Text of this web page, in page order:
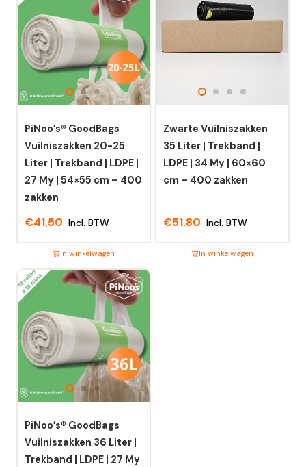
PiNoo’s® GoodBags
Vuilniszakken 20-25
Liter | Trekband | LDPE |
27 My | 54×55 cm – 400
zakken
€41,50 Incl. BTW
In winkelwagen
Dit
product
heeft
meerdere
variaties.
Deze
kan
worden
op
de
Zwarte Vuilniszakken
35 Liter | Trekband |
LDPE | 34 My | 60×60
cm – 400 zakken
€51,80 Incl. BTW
In winkelwagen
PiNoo’s® GoodBags
Vuilniszakken 36 Liter |
Trekband | LDPE | 27 My